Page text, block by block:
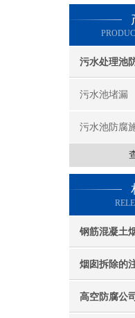
污水处理池
污水池堵漏
污水池防腐
钢筋混凝土
烟囱拆除的